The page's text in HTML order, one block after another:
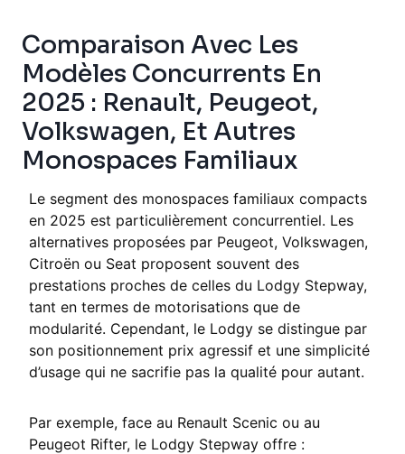
Comparaison Avec Les
Modèles Concurrents En
2025 : Renault, Peugeot,
Volkswagen, Et Autres
Monospaces Familiaux
Le segment des monospaces familiaux compacts
en 2025 est particulièrement concurrentiel. Les
alternatives proposées par Peugeot, Volkswagen,
Citroën ou Seat proposent souvent des
prestations proches de celles du Lodgy Stepway,
tant en termes de motorisations que de
modularité. Cependant, le Lodgy se distingue par
son positionnement prix agressif et une simplicité
d’usage qui ne sacrifie pas la qualité pour autant.
Par exemple, face au Renault Scenic ou au
Peugeot Rifter, le Lodgy Stepway offre :